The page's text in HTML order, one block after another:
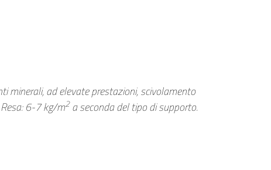
minerali, ad elevate prestazioni, scivolamento
6-7 kg/m2a seconda del tipo di supporto.